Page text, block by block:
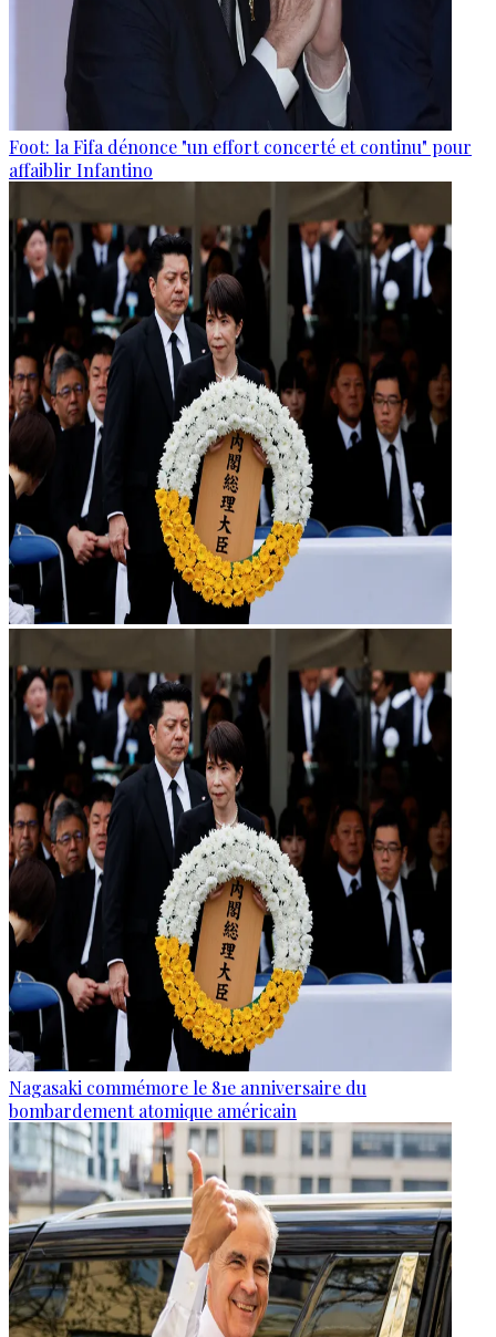
Foot: la Fifa dénonce "un effort concerté et continu" pour
affaiblir Infantino
Nagasaki commémore le 81e anniversaire du
bombardement atomique américain